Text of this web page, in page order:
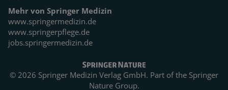
Mehr von Springer Medizin
www.springermedizin.de
www.springerpflege.de
jobs.springermedizin.de
© 2026 Springer Medizin Verlag GmbH. Part of the Springer
Nature Group.